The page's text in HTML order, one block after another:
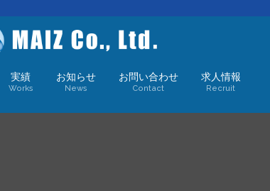
実績
Works
お知らせ
News
お問い合わせ
Contact
求人情報
Recruit